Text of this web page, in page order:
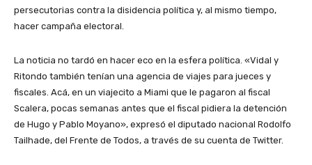
persecutorias contra la disidencia política y, al mismo tiempo,
hacer campaña electoral.
La noticia no tardó en hacer eco en la esfera política. «Vidal y
Ritondo también tenían una agencia de viajes para jueces y
fiscales. Acá, en un viajecito a Miami que le pagaron al fiscal
Scalera, pocas semanas antes que el fiscal pidiera la detención
de Hugo y Pablo Moyano», expresó el diputado nacional Rodolfo
Tailhade, del Frente de Todos, a través de su cuenta de Twitter.